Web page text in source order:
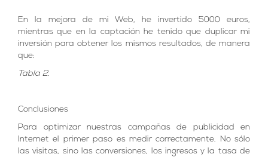
En la mejora de mi Web, he invertido 5000 euros,
mientras que en la captación he tenido que duplicar mi
inversión para obtener los mismos resultados, de manera
que:
Tabla 2.
Conclusiones
Para optimizar nuestras campañas de publicidad en
Internet el primer paso es medir correctamente. No sólo
las visitas, sino las conversiones, los ingresos y la tasa de